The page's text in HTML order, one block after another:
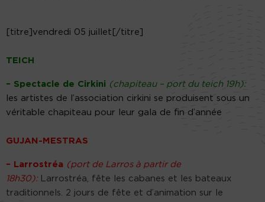
[titre]vendredi 05 juillet[/titre]
TEICH
– Spectacle de Cirkini (chapiteau – port du teich 19h):
les artistes de l’association cirkini se produisent sous un
véritable chapiteau pour leur gala de fin d’année
GUJAN-MESTRAS
– Larrostréa (port de Larros à partir de
18h30): Larrostréa, fête les cabanes et les bateaux
traditionnels. 2 jours de fête et d’animation sur le